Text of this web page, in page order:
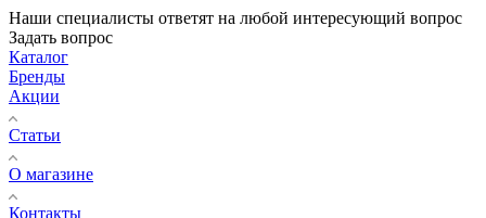
Наши специалисты ответят на любой интересующий вопрос
Задать вопрос
Каталог
Бренды
Акции
Статьи
О магазине
Контакты